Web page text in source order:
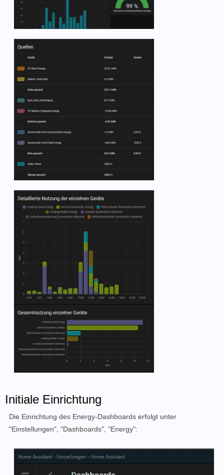
Initiale Einrichtung
Die Einrichtung des Energy-Dashboards erfolgt unter
"Einstellungen", "Dashboards", "Energy":